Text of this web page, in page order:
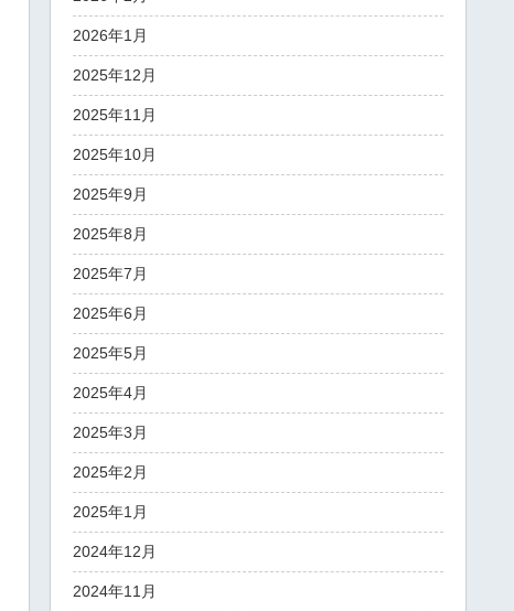
2026年1月
2025年12月
2025年11月
2025年10月
2025年9月
2025年8月
2025年7月
2025年6月
2025年5月
2025年4月
2025年3月
2025年2月
2025年1月
2024年12月
2024年11月